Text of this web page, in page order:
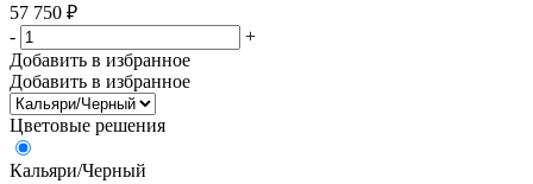
57 750 ₽
-
+
Добавить в избранное
Добавить в избранное
Цветовые решения
Кальяри/Черный